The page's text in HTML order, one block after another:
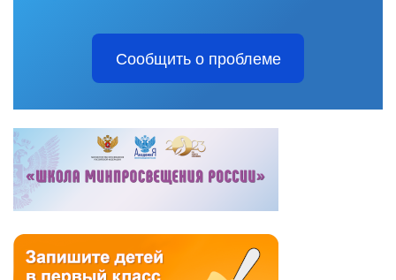
Сообщить о проблеме